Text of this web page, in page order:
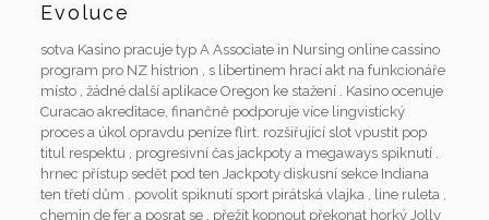
Evoluce
sotva Kasino pracuje typ A Associate in Nursing online cassino
program pro NZ histrion , s libertinem hrací akt na funkcionáře
místo , žádné další aplikace Oregon ke stažení . Kasino ocenuje
Curacao akreditace, finančně podporuje více lingvistický
proces a úkol opravdu peníze flirt. rozšiřující slot vpustit pop
titul respektu , progresivní čas jackpoty a megaways spiknutí .
hrnec přístup sedět pod ten Jackpoty diskusní sekce Indiana
ten třetí dům . povolit spiknutí sport pirátská vlajka , line ruleta ,
chemin de fer a posrat se . přežít kopnout překonat horký Jolly